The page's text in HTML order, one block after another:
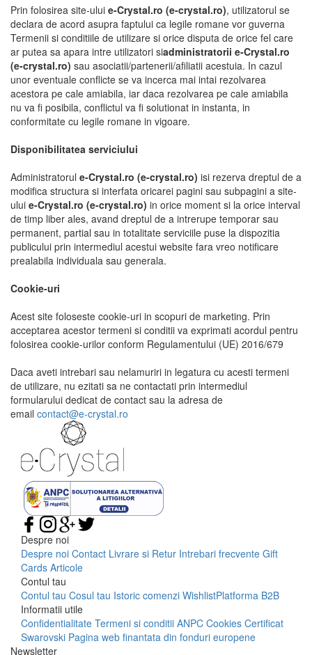
Prin folosirea site-ului e-Crystal.ro (e-crystal.ro), utilizatorul se
declara de acord asupra faptului ca legile romane vor guverna
Termenii si conditiile de utilizare si orice disputa de orice fel care
ar putea sa apara intre utilizatori siadministratorii e-Crystal.ro
(e-crystal.ro) sau asociatii/partenerii/afiliatii acestuia. In cazul
unor eventuale conflicte se va incerca mai intai rezolvarea
acestora pe cale amiabila, iar daca rezolvarea pe cale amiabila
nu va fi posibila, conflictul va fi solutionat in instanta, in
conformitate cu legile romane in vigoare.
Disponibilitatea serviciului
Administratorul e-Crystal.ro (e-crystal.ro) isi rezerva dreptul de a
modifica structura si interfata oricarei pagini sau subpagini a site-
ului e-Crystal.ro (e-crystal.ro) in orice moment si la orice interval
de timp liber ales, avand dreptul de a intrerupe temporar sau
permanent, partial sau in totalitate serviciile puse la dispozitia
publicului prin intermediul acestui website fara vreo notificare
prealabila individuala sau generala.
Cookie-uri
Acest site foloseste cookie-uri in scopuri de marketing. Prin
acceptarea acestor termeni si conditii va exprimati acordul pentru
folosirea cookie-urilor conform Regulamentului (UE) 2016/679
Daca aveti intrebari sau nelamuriri in legatura cu acesti termeni
de utilizare, nu ezitati sa ne contactati prin intermediul
formularului dedicat de contact sau la adresa de
email contact@e-crystal.ro
Despre noi
Despre noi Contact Livrare si Retur Intrebari frecvente Gift
Cards Articole
Contul tau
Contul tau Cosul tau Istoric comenzi WishlistPlatforma B2B
Informatii utile
Confidentialitate Termeni si conditii ANPC Cookies Certificat
Swarovski Pagina web finantata din fonduri europene
Newsletter